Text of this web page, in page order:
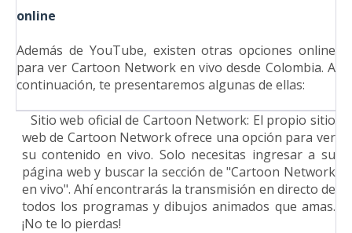
online
Además de YouTube, existen otras opciones online
para ver Cartoon Network en vivo desde Colombia. A
continuación, te presentaremos algunas de ellas:
Sitio web oficial de Cartoon Network: El propio sitio
web de Cartoon Network ofrece una opción para ver
su contenido en vivo. Solo necesitas ingresar a su
página web y buscar la sección de "Cartoon Network
en vivo". Ahí encontrarás la transmisión en directo de
todos los programas y dibujos animados que amas.
¡No te lo pierdas!